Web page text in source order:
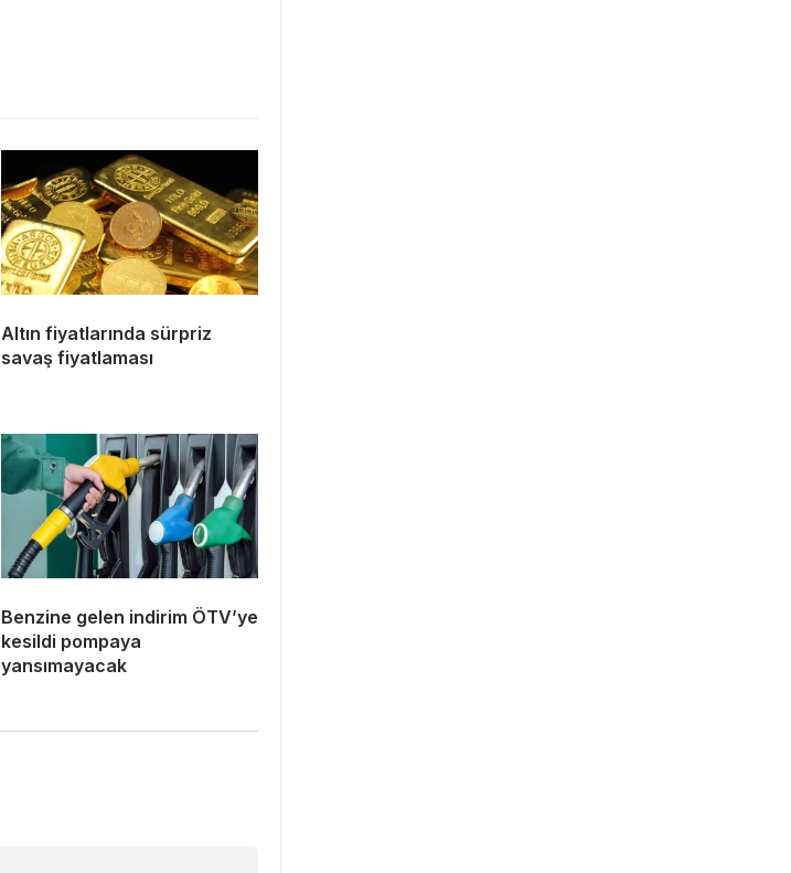
Altın fiyatlarında sürpriz
savaş fiyatlaması
Benzine gelen indirim ÖTV’ye
kesildi pompaya
yansımayacak